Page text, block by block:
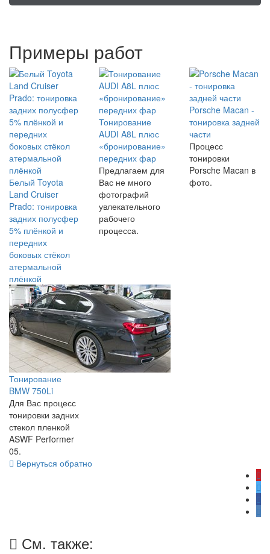
Примеры работ
Белый Toyota
Land Cruiser
Prado: тонировка
задних полусфер
5% плёнкой и
передних
боковых стёкол
атермальной
плёнкой
Тонирование
AUDI A8L плюс
«бронирование»
передних фар
Предлагаем для
Вас не много
фотографий
увлекательного
рабочего
процесса.
Porsche Macan -
тонировка задней
части
Процесс
тонировки
Porsche Macan в
фото.
Тонирование
BMW 750Li
Для Вас процесс
тонировки задних
стекол пленкой
ASWF Performer
05.
Вернуться обратно
См. также: